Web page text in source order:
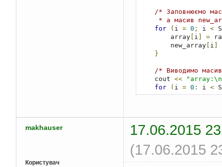
/* Заповнюємо
* а масив
for
( i = 0 ; i <
        array
[ i =
        new_array
[ i
}
/* Виводимо
    cout
<<
for
( i = 0 ; i <
        cout
<< array
/* Виводимо
for
i = 0; i <
        cout
<<
}
makhauser
17.06.2015
(17.06.2015
Користувач